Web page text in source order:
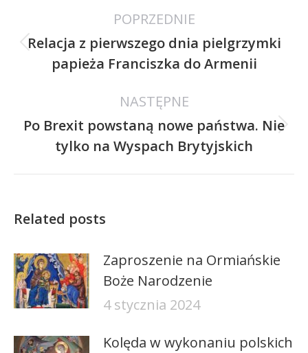
POPRZEDNIE
Poprzedni
wpis:
Relacja z pierwszego dnia pielgrzymki
papieża Franciszka do Armenii
NASTĘPNE
Następny
wpis:
Po Brexit powstaną nowe państwa. Nie
tylko na Wyspach Brytyjskich
Related posts
Zaproszenie na Ormiańskie
Boże Narodzenie
4 stycznia 2024
Kolęda w wykonaniu polskich